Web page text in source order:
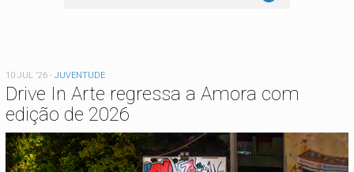
10 JUL '26 - JUVENTUDE
Drive In Arte regressa a Amora com
edição de 2026